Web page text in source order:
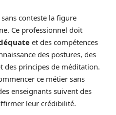
sans conteste la figure
Ce professionnel doit
et des compétences
des postures, des
des principes de méditation.
ce métier sans
enseignants suivent des
leur crédibilité.